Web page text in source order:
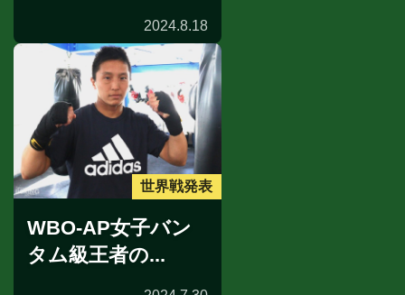
2024.8.18
世界戦発表
WBO-AP女子バン
タム級王者の...